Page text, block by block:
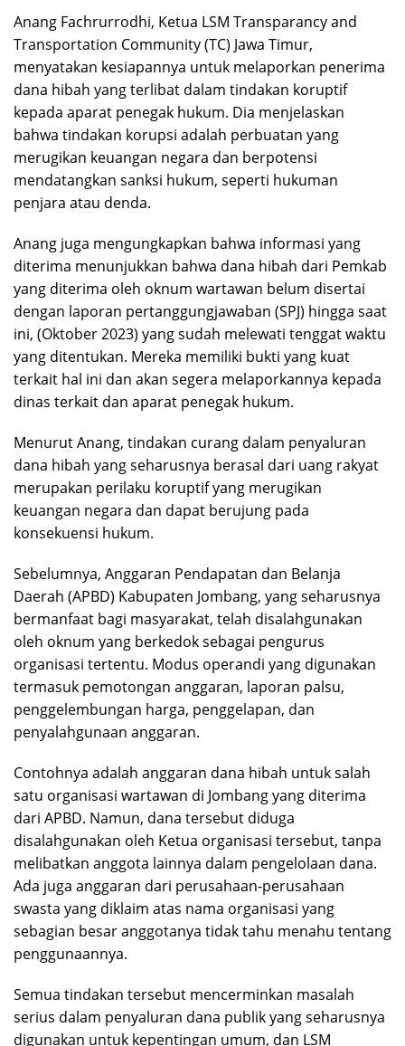
Anang Fachrurrodhi, Ketua LSM Transparancy and
Transportation Community (TC) Jawa Timur,
menyatakan kesiapannya untuk melaporkan penerima
dana hibah yang terlibat dalam tindakan koruptif
kepada aparat penegak hukum. Dia menjelaskan
bahwa tindakan korupsi adalah perbuatan yang
merugikan keuangan negara dan berpotensi
mendatangkan sanksi hukum, seperti hukuman
penjara atau denda.
Anang juga mengungkapkan bahwa informasi yang
diterima menunjukkan bahwa dana hibah dari Pemkab
yang diterima oleh oknum wartawan belum disertai
dengan laporan pertanggungjawaban (SPJ) hingga saat
ini, (Oktober 2023) yang sudah melewati tenggat waktu
yang ditentukan. Mereka memiliki bukti yang kuat
terkait hal ini dan akan segera melaporkannya kepada
dinas terkait dan aparat penegak hukum.
Menurut Anang, tindakan curang dalam penyaluran
dana hibah yang seharusnya berasal dari uang rakyat
merupakan perilaku koruptif yang merugikan
keuangan negara dan dapat berujung pada
konsekuensi hukum.
Sebelumnya, Anggaran Pendapatan dan Belanja
Daerah (APBD) Kabupaten Jombang, yang seharusnya
bermanfaat bagi masyarakat, telah disalahgunakan
oleh oknum yang berkedok sebagai pengurus
organisasi tertentu. Modus operandi yang digunakan
termasuk pemotongan anggaran, laporan palsu,
penggelembungan harga, penggelapan, dan
penyalahgunaan anggaran.
Contohnya adalah anggaran dana hibah untuk salah
satu organisasi wartawan di Jombang yang diterima
dari APBD. Namun, dana tersebut diduga
disalahgunakan oleh Ketua organisasi tersebut, tanpa
melibatkan anggota lainnya dalam pengelolaan dana.
Ada juga anggaran dari perusahaan-perusahaan
swasta yang diklaim atas nama organisasi yang
sebagian besar anggotanya tidak tahu menahu tentang
penggunaannya.
Semua tindakan tersebut mencerminkan masalah
serius dalam penyaluran dana publik yang seharusnya
digunakan untuk kepentingan umum, dan LSM